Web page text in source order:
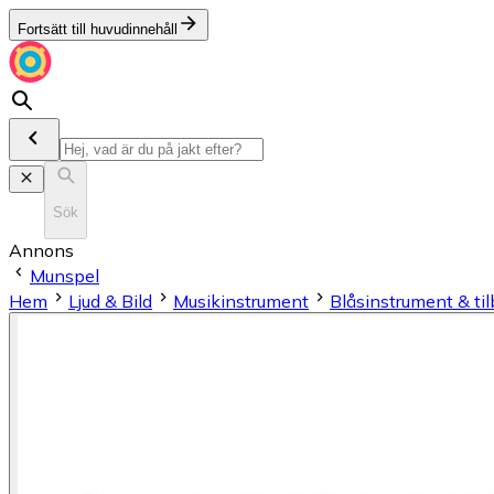
Fortsätt till huvudinnehåll
Sök
Annons
Munspel
Hem
Ljud & Bild Musikinstrument Blås­in­stru­ment &